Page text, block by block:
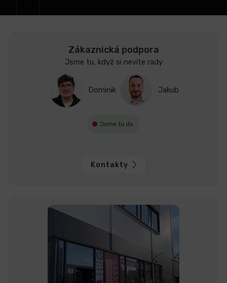
Zákaznická podpora
Jsme tu, když si nevíte rady
Dominik Jakub
Jsme tu do
Kontakty